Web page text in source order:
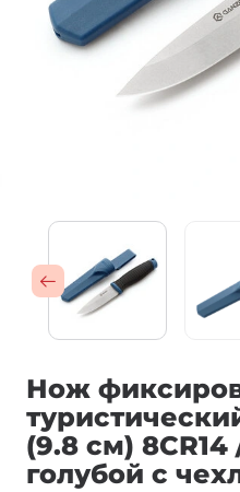
Нож
(9.8 см) 8CR14
голубой с